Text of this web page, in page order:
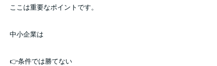
ここは重要なポイントです。
中小企業は
👉条件では勝てない